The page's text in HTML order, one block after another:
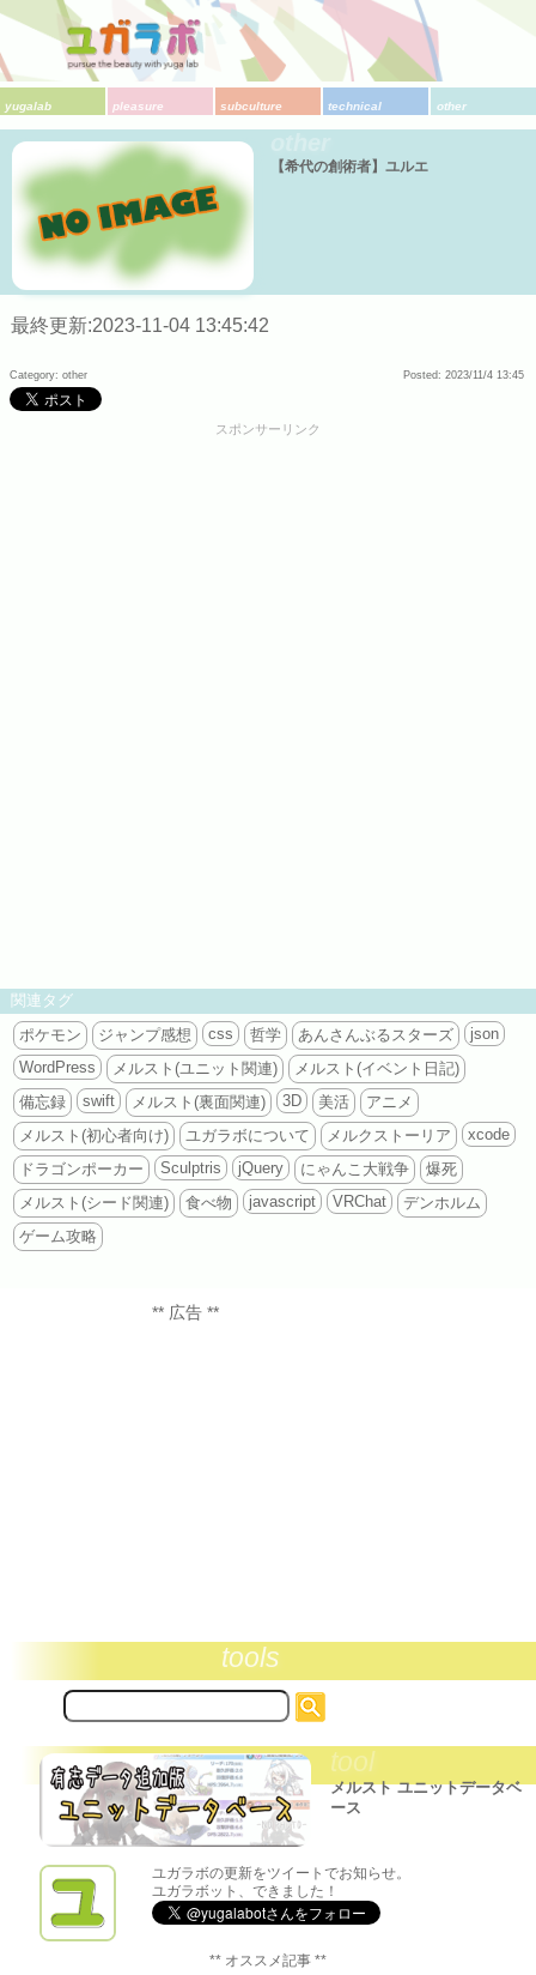
yugalab pleasure subculture technical other
【希代の創術者】ユルエ
最終更新:2023-11-04 13:45:42
Category: other Posted: 2023/11/4 13:45
スポンサーリンク
関連タグ
ポケモン
ジャンプ感想 css 哲学 あんさんぶるスターズ
json
WordPress
メルスト(ユニット関連)
メルスト(イベント日記)
備忘録
swift メルスト(裏面関連) 3D 美活
アニメ
メルスト(初心者向け)
ユガラボについて メルクストーリア
xcode
ドラゴンポーカー
Sculptris jQuery にゃんこ大戦争
爆死
メルスト(シード関連)
食べ物 javascript VRChat
デンホルム
ゲーム攻略
** 広告 **
tools
サ
イ
内
検
索:
tool
メルスト ユニットデータベ
ース
ユガラボの更新をツイートでお知らせ。
ユガラボット、できました！
** オススメ記事 **